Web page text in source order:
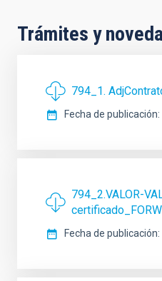
Trámites y
794_1.
Fecha de publicación
794_2.VALOR-
Fecha de publicación